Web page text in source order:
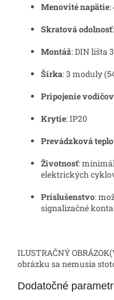
Menovité napätie:
Skratová odolnosť
Montáž: DIN lišta
Šírka: 3 moduly
Pripojenie vodičov
Krytie: IP20
Prevádzková
Životnosť:
elektrických
Príslušenstvo:
signalizačné
ILUSTRAČNÝ
obrázku sa nemusia
Dodatočné